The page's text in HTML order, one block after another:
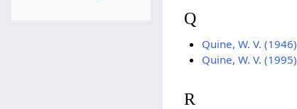
Q
Quine, W. V.
Quine, W. V.
R